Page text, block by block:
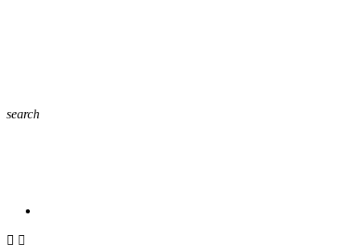
search
 